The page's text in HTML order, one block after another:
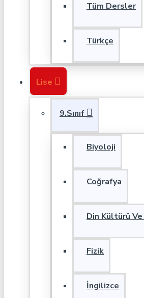
Tüm Dersler
Türkçe
Lise
9.Sınıf
Biyoloji
Coğrafya
Din Kültürü
Fizik
İngilizce